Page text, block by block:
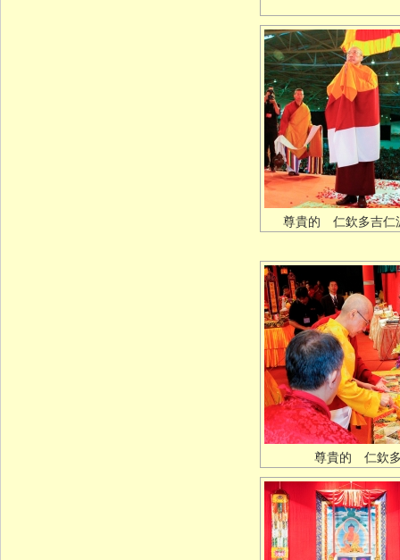
尊貴的 仁欽多吉仁
尊貴的 仁欽